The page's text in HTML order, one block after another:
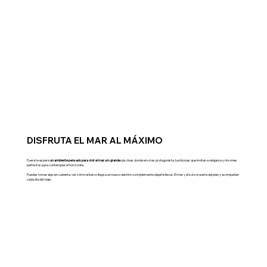
DISFRUTA EL MAR AL MÁXIMO
Fuera te esperaun ambiente pensado para vivir el mar a lo grande: piscinas donde el sol es protagonista, tumbonas que invitan a relajarse y rincones
perfectos para contemplar el horizonte.
Puedes tomar algo en cubierta, ver cómo el barco llega a un nuevo destino o simplemente dejarte llevar. El mar y el sol son parte del plan y acompañan
cada día del viaje.